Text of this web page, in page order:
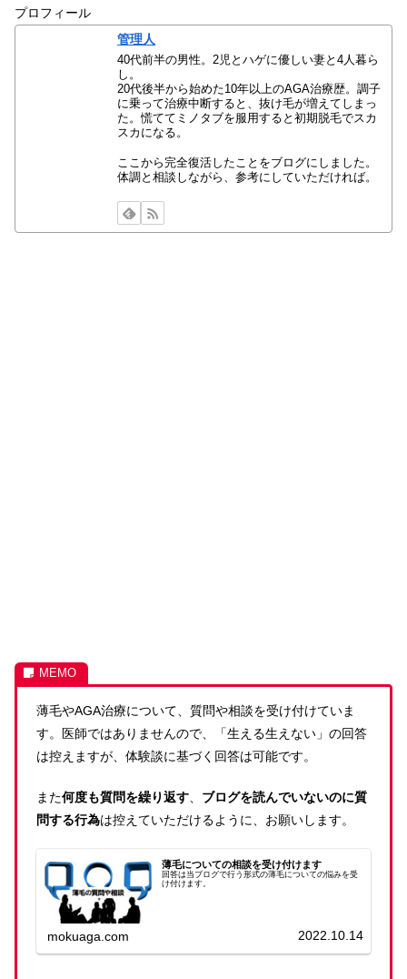
プロフィール
管理人
40代前半の男性。2児とハゲに優しい妻と4人暮ら
し。
20代後半から始めた10年以上のAGA治療歴。調子
に乗って治療中断すると、抜け毛が増えてしまっ
た。慌ててミノタブを服用すると初期脱毛でスカ
スカになる。
ここから完全復活したことをブログにしました。
体調と相談しながら、参考にしていただければ。
薄毛やAGA治療について、質問や相談を受け付けていま
す。医師ではありませんので、「生える生えない」の回答
は控えますが、体験談に基づく回答は可能です。
また何度も質問を繰り返す
ブログを読んでいないのに質
問する行為は控えていただけるように、お願いします。
薄毛についての相談を受け付けます
回答は当ブログで行う形式の薄毛についての悩みを受
け付けます。
mokuaga.com 2022.10.14